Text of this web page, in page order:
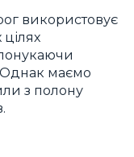
використовує
Однак маємо
з полону